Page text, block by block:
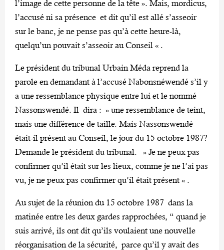
l’image de cette personne de la tête ». Mais, mordicus,
l’accusé ni sa présence et dit qu’il est allé s’asseoir
sur le banc, je ne pense pas qu’à cette heure-là,
quelqu’un pouvait s’asseoir au Conseil « .
Le président du tribunal Urbain Méda reprend la
parole en demandant à l’accusé Nabonsnéwendé s’il y
a une ressemblance physique entre lui et le nommé
Nassonswendé. Il dira : » une ressemblance de teint,
mais une différence de taille. Mais Nassonswendé
était-il présent au Conseil, le jour du 15 octobre 1987?
Demande le président du tribunal. » Je ne peux pas
confirmer qu’il était sur les lieux, comme je ne l’ai pas
vu, je ne peux pas confirmer qu’il était présent « .
Au sujet de la réunion du 15 octobre 1987 dans la
matinée entre les deux gardes rapprochées, “ quand je
suis arrivé, ils ont dit qu’ils voulaient une nouvelle
réorganisation de la sécurité, parce qu’il y avait des